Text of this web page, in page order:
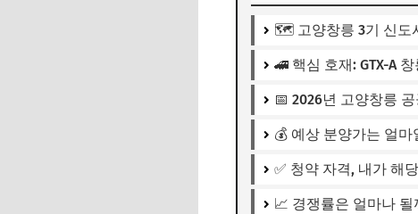
🗺️ 고양창릉 3기 신도
🚄 핵심 호재: GTX-A
📅 2026년 고양창릉
💰 예상 분양가는 얼마
✅ 청약 자격, 내가 해
📈 경쟁률은 얼마나 될